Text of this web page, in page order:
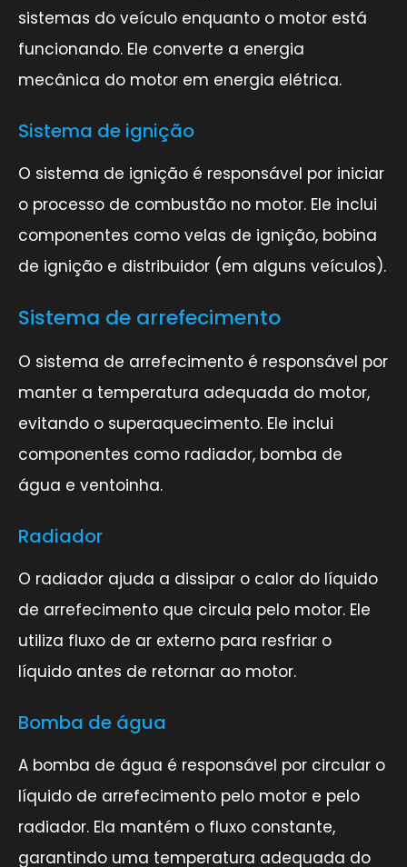
sistemas do veículo enquanto o motor está
funcionando. Ele converte a energia
mecânica do motor em energia elétrica.
Sistema de ignição
O sistema de ignição é responsável por iniciar
o processo de combustão no motor. Ele inclui
componentes como velas de ignição, bobina
de ignição e distribuidor (em alguns veículos).
Sistema de arrefecimento
O sistema de arrefecimento é responsável por
manter a temperatura adequada do motor,
evitando o superaquecimento. Ele inclui
componentes como radiador, bomba de
água e ventoinha.
Radiador
O radiador ajuda a dissipar o calor do líquido
de arrefecimento que circula pelo motor. Ele
utiliza fluxo de ar externo para resfriar o
líquido antes de retornar ao motor.
Bomba de água
A bomba de água é responsável por circular o
líquido de arrefecimento pelo motor e pelo
radiador. Ela mantém o fluxo constante,
garantindo uma temperatura adequada do